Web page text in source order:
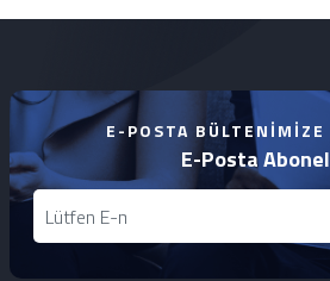
E-POSTA BÜLTENIMIZE
E-Posta